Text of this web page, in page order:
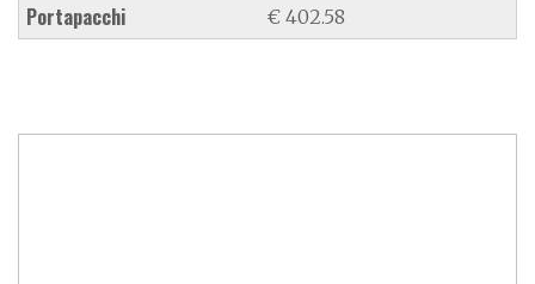
portapacchi € 402.58